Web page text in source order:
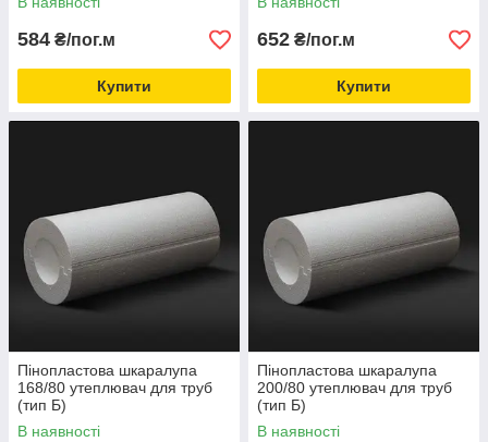
584 ₴/пог.м
Купити
652 ₴/пог.м
Купити
Пінопластова шкаралупа
168/80 утеплювач для труб
(тип Б)
В наявності
Пінопластова шкаралупа
200/80 утеплювач для труб
(тип Б)
В наявності